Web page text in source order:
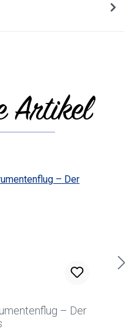
Artikel
– Der